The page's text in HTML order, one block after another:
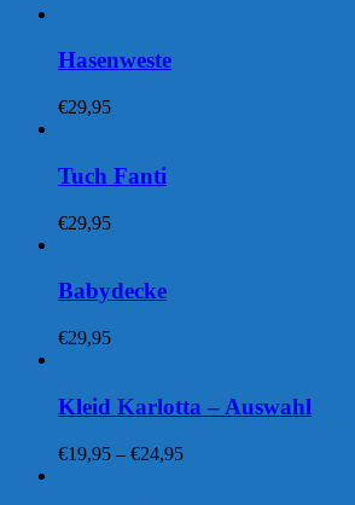
Hasenweste
€29,95
Tuch Fanti
€29,95
Babydecke
€29,95
Kleid Karlotta – Auswahl
€19,95 – €24,95Preisspanne: